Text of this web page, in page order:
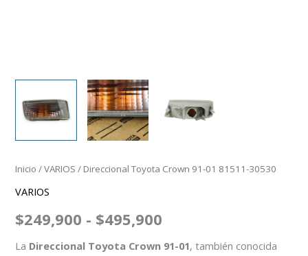
Inicio /VARIOS / Direccional Toyota Crown 91-01 81511-30530
VARIOS
$249,900 - $495,900
La Direccional Toyota Crown 91-01, también conocida